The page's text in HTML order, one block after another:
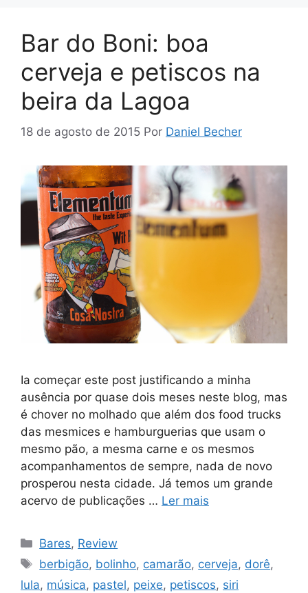
Bar do Boni: boa
cerveja e petiscos na
beira da Lagoa
18 de agosto de 2015 Por Daniel Becher
Ia começar este post justificando a minha
ausência por quase dois meses neste blog, mas
é chover no molhado que além dos food trucks
das mesmices e hamburguerias que usam o
mesmo pão, a mesma carne e os mesmos
acompanhamentos de sempre, nada de novo
prosperou nesta cidade. Já temos um grande
acervo de publicações … Ler mais
Categorias
Bares, Review
Tags
berbigão, bolinho, camarão, cerveja, dorê,
lula, música, pastel, peixe, petiscos, siri